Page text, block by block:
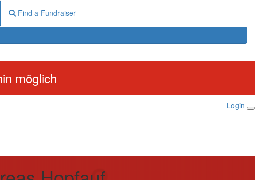
Find a Fundraiser
möglich
Login